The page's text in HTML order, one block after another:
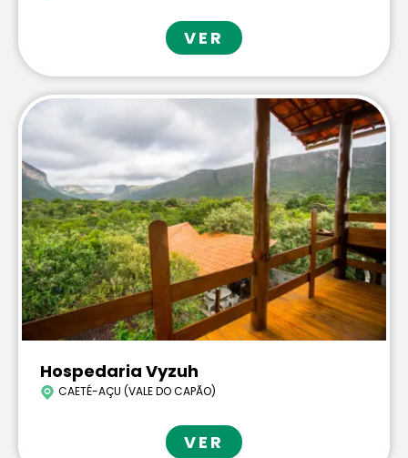
VER
Hospedaria Vyzuh
CAETÉ-AÇU (VALE DO CAPÃO)
VER